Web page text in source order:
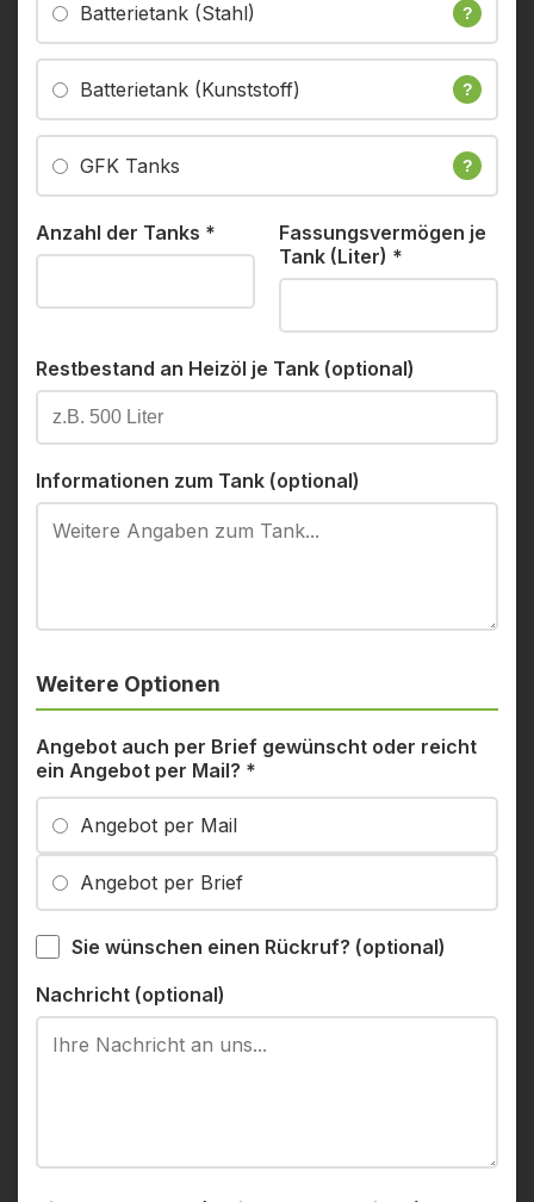
Batterietank (Stahl) ?
Batterietank (Kunststoff) ?
GFK Tanks ?
Anzahl der Tanks *
Fassungsvermögen je
Tank (Liter) *
Restbestand an Heizöl je Tank (optional)
Informationen zum Tank (optional)
Weitere Optionen
Angebot auch per Brief gewünscht oder reicht
ein Angebot per Mail? *
Angebot per Mail
Angebot per Brief
Sie wünschen einen Rückruf? (optional)
Nachricht (optional)